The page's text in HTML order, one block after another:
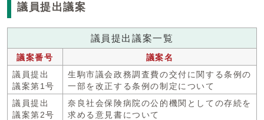
議員提出議案
議員提出議案一覧
議案番号
議案名
議員提出
議案第1号
生駒市議会政務調査費の交付に関する条例の
一部を改正する条例の制定について
議員提出
議案第2号
奈良社会保険病院の公的機関としての存続を
求める意見書について